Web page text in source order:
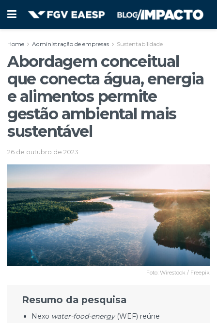
Home Administração de empresas Sustentabilidade
Abordagem conceitual
que conecta água, energia
e alimentos permite
gestão ambiental mais
sustentável
26 de outubro de 2023
Foto: Wirestock / Freepik
Resumo da pesquisa
Nexo water-food-energy(WEF) reúne